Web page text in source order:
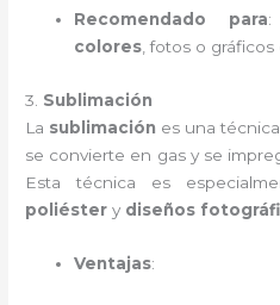
Recomendado para:
colores , fotos o gráficos
3. Sublimación
La sublimación es una
se convierte en gas y se
Esta técnica es
poliéster y diseños
Ventajas: